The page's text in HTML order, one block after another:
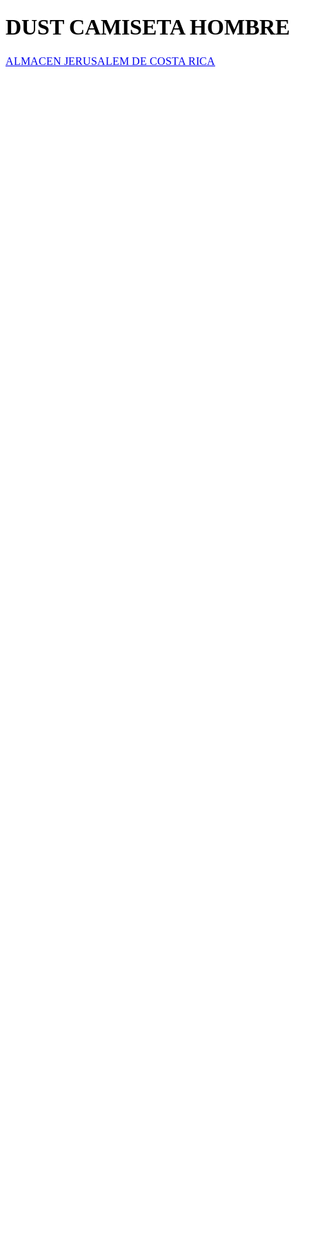
DUST CAMISETA HOMBRE
ALMACEN JERUSALEM DE COSTA RICA